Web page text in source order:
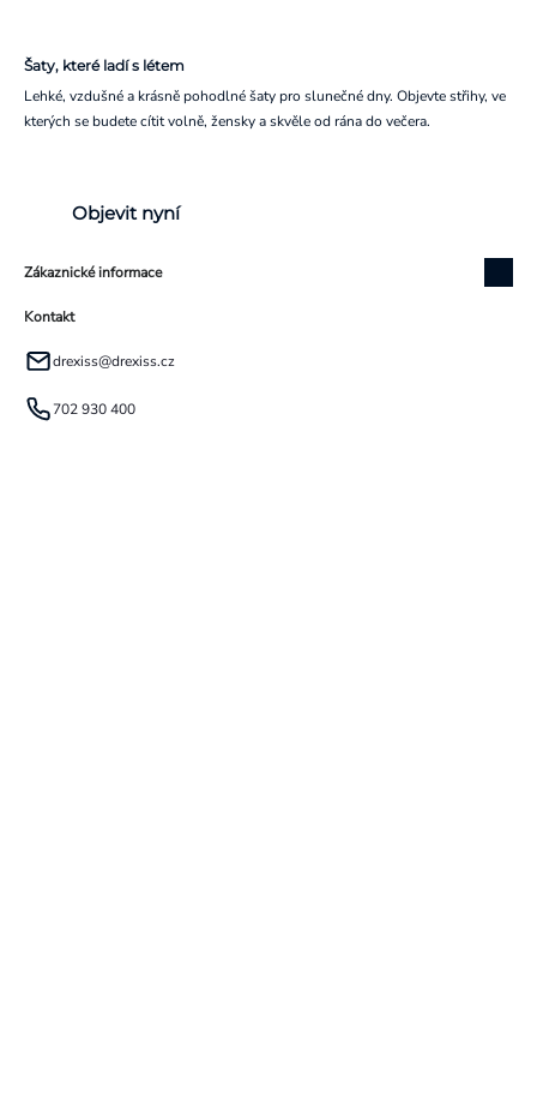
Šaty, které ladí s létem
Lehké, vzdušné a krásně pohodlné šaty pro slunečné dny. Objevte střihy, ve
kterých se budete cítit volně, žensky a skvěle od rána do večera.
Objevit nyní
Zákaznické informace
Kontakt
drexiss@drexiss.cz
702 930 400